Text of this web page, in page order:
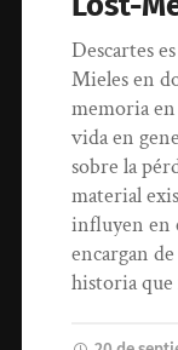
Descartes
Mieles en
memoria en
vida en
sobre la
material
influyen en
encargan
historia